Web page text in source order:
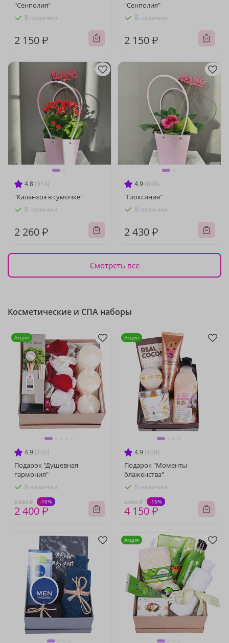
"Сенполия"
В наличии
2 150 ₽
"Сенполия"
В наличии
2 150 ₽
4.8 (914)
"Каланхоэ в сумочке"
В наличии
2 260 ₽
4.9 (888)
"Глоксиния"
В наличии
2 430 ₽
Смотреть все
Косметические и СПА наборы
4.9 (102)
Подарок "Душевная
гармония"
В наличии
2 820 ₽ -15%
2 400 ₽
Акция
4.9 (108)
Подарок "Моменты
блаженства"
В наличии
4 880 ₽ -15%
4 150 ₽
Акция
Акция